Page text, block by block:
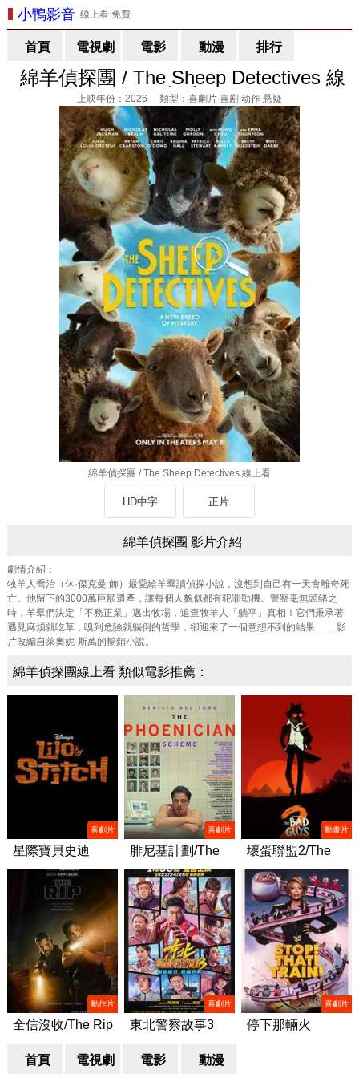
小鴨影音線上看 免費
首頁 電視劇 電影 動漫 排行
綿羊偵探團 / The Sheep Detectives 線
上看
上映年份：2026 類型：喜劇片 喜剧 动作 悬疑
綿羊偵探團 / The Sheep Detectives 線上看
HD中字 正片
綿羊偵探團 影片介紹
劇情介紹：
牧羊人喬治（休·傑克曼 飾）最愛給羊羣讀偵探小說，沒想到自己有一天會離奇死
亡。他留下的3000萬巨額遺產，讓每個人貌似都有犯罪動機。警察毫無頭緒之
時，羊羣們決定「不務正業」邁出牧場，追查牧羊人「躺平」真相！它們秉承著
遇見麻煩就吃草，嗅到危險就躺倒的哲學，卻迎來了一個意想不到的結果…… 影
片改編自萊奧妮·斯萬的暢銷小說。
綿羊偵探團線上看 類似電影推薦：
喜劇片
星際寶貝史迪
奇/Lilo & Stitch
喜劇片
腓尼基計劃/The
Phoenician
Scheme
動畫片
壞蛋聯盟2/The
Bad Guys 2
動作片
全信沒收/The Rip
喜劇片
東北警察故事3
喜劇片
停下那輛火
首頁 電視劇 電影 動漫